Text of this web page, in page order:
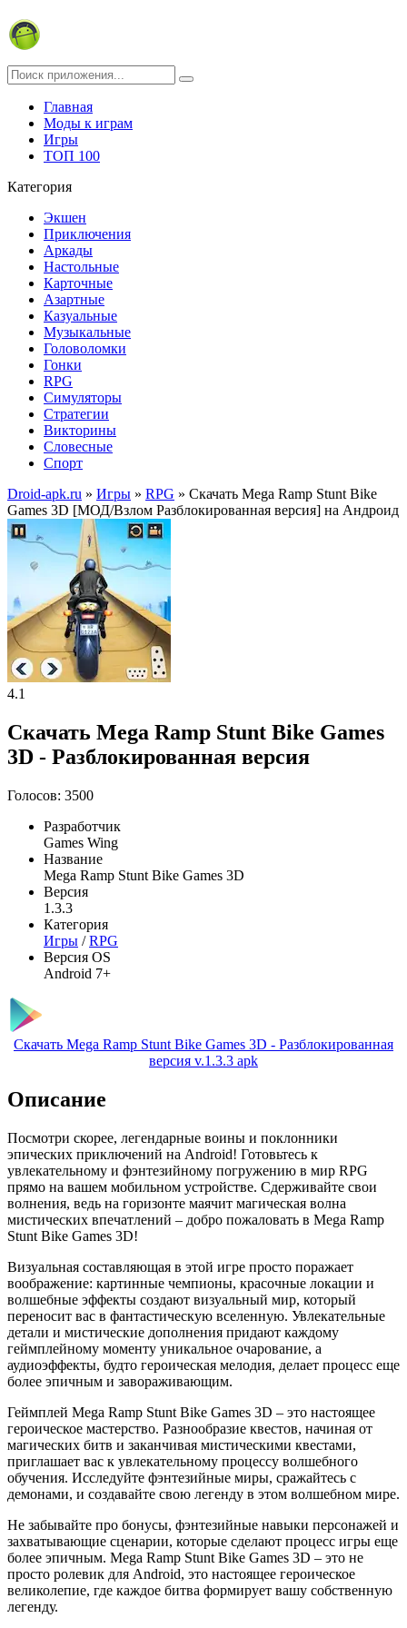
Главная
Моды к играм
Игры
ТОП 100
Категория
Экшен
Приключения
Аркады
Настольные
Карточные
Азартные
Казуальные
Музыкальные
Головоломки
Гонки
RPG
Симуляторы
Стратегии
Викторины
Словесные
Спорт
Droid-apk.ru » Игры » RPG » Скачать Mega Ramp Stunt Bike
Games 3D [МОД/Взлом Разблокированная версия] на Андроид
4.1
Скачать Mega Ramp Stunt Bike Games
3D - Разблокированная версия
Голосов: 3500
Разработчик
Games Wing
Название
Mega Ramp Stunt Bike Games 3D
Версия
1.3.3
Категория
Игры /RPG
Версия OS
Android 7+
Скачать Mega Ramp Stunt Bike Games 3D - Разблокированная
версия v.1.3.3 apk
Описание
Посмотри скорее, легендарные воины и поклонники
эпических приключений на Android! Готовьтесь к
увлекательному и фэнтезийному погружению в мир RPG
прямо на вашем мобильном устройстве. Сдерживайте свои
волнения, ведь на горизонте маячит магическая волна
мистических впечатлений – добро пожаловать в Mega Ramp
Stunt Bike Games 3D!
Визуальная составляющая в этой игре просто поражает
воображение: картинные чемпионы, красочные локации и
волшебные эффекты создают визуальный мир, который
переносит вас в фантастическую вселенную. Увлекательные
детали и мистические дополнения придают каждому
геймплейному моменту уникальное очарование, а
аудиоэффекты, будто героическая мелодия, делает процесс еще
более эпичным и завораживающим.
Геймплей Mega Ramp Stunt Bike Games 3D – это настоящее
героическое мастерство. Разнообразие квестов, начиная от
магических битв и заканчивая мистическими квестами,
приглашает вас к увлекательному процессу волшебного
обучения. Исследуйте фэнтезийные миры, сражайтесь с
демонами, и создавайте свою легенду в этом волшебном мире.
Не забывайте про бонусы, фэнтезийные навыки персонажей и
захватывающие сценарии, которые сделают процесс игры еще
более эпичным. Mega Ramp Stunt Bike Games 3D – это не
просто ролевик для Android, это настоящее героическое
великолепие, где каждое битва формирует вашу собственную
легенду.